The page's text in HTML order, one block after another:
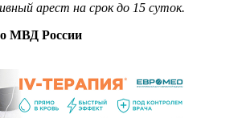
арест на срок до 15 суток.
МВД России